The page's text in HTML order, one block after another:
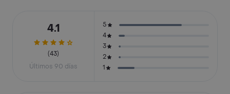
4.1
(43)
Últimos 90 días
5
4
3
2
1